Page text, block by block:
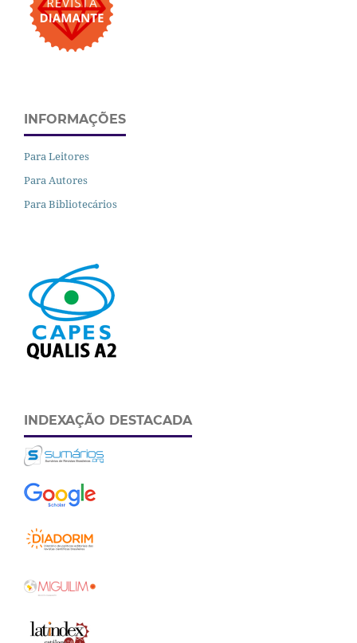
INFORMAÇÕES
Para Leitores
Para Autores
Para Bibliotecários
INDEXAÇÃO DESTACADA